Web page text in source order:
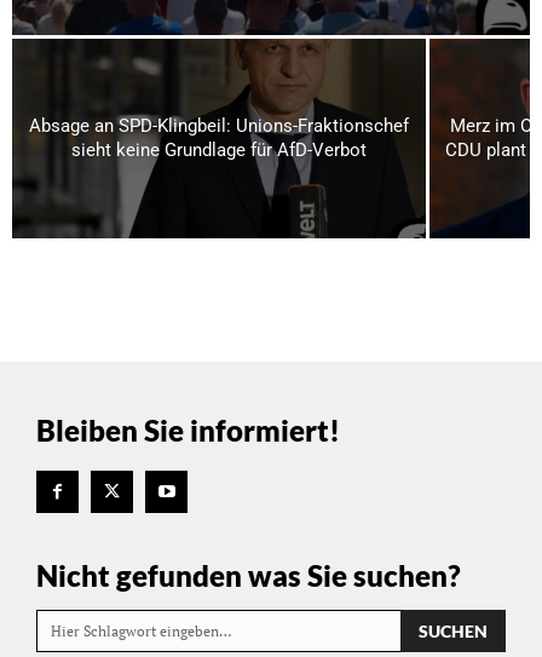
Absage an SPD-Klingbeil: Unions-Fraktionschef
sieht keine Grundlage für AfD-Verbot
Merz im
CDU plant
Bleiben Sie informiert!
Nicht gefunden was Sie suchen?
Hier Schlagwort eingeben… SUCHEN